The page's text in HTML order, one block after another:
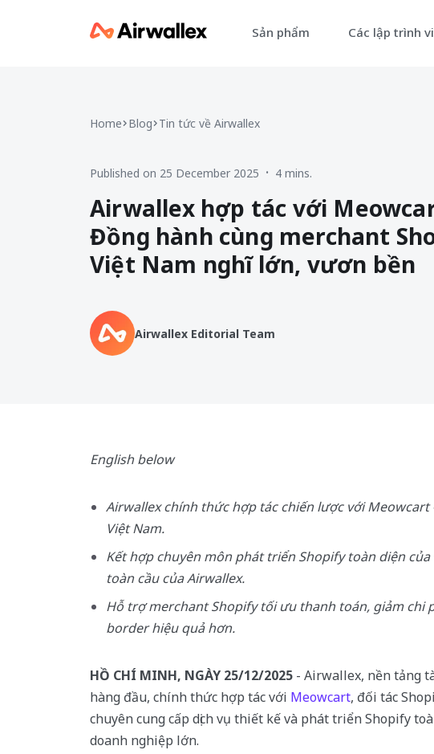
Sản phẩm Các lập trình
Home Blog Tin tức về Airwallex
Published on 25 December 2025 • 4 mins.
Airwallex hợp tác với
Đồng hành cùng merchant
Việt Nam nghĩ lớn, vươn bền
Airwallex Editorial Team
English below
Airwallex chính thức hợp tác chiến lược với
Việt Nam.
Kết hợp chuyên môn phát triển Shopify toàn diện
toàn cầu của Airwallex.
Hỗ trợ merchant Shopify tối ưu thanh toán, giảm chi
border hiệu quả hơn.
HỒ CHÍ MINH, NGÀY 25/12/2025 - Airwallex, nền tảng
hàng đầu, chính thức hợp tác với Meowcart, đối tác
chuyên cung cấp dịch vụ thiết kế và phát triển Shopify
doanh nghiệp lớn.